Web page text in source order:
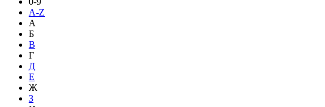
A-Z
А
Б
В
Г
Д
Е
Ж
З